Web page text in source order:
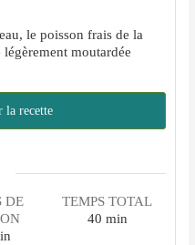
le poisson frais de la
moutardée
la recette
DE
TEMPS TOTAL
40minutes
min